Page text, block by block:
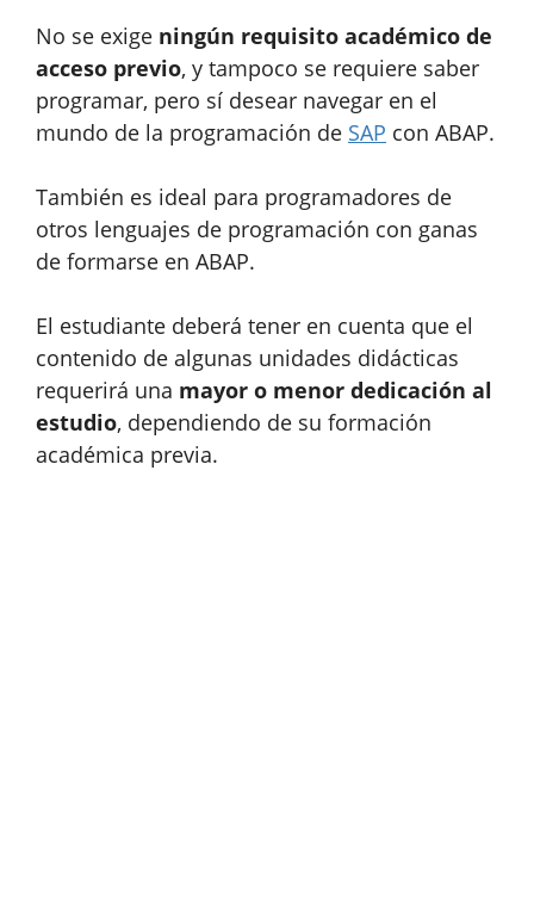
No se exige ningún requisito académico de
acceso previo, y tampoco se requiere saber
programar, pero sí desear navegar en el
mundo de la programación de SAP con ABAP.
También es ideal para programadores de
otros lenguajes de programación con ganas
de formarse en ABAP.
El estudiante deberá tener en cuenta que el
contenido de algunas unidades didácticas
requerirá una mayor o menor dedicación al
estudio, dependiendo de su formación
académica previa.